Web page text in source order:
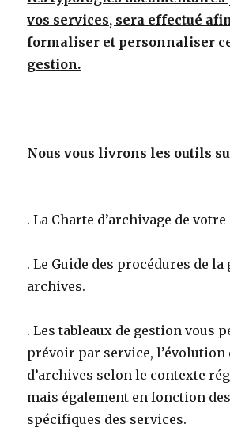
vos services, sera effectué
formaliser et personnaliser
gestion.
Nous vous livrons les outils
. La Charte d’archivage de
. Le Guide des procédures de la
archives.
. Les tableaux de gestion vous
prévoir par service, l’évolution
d’archives selon le contexte
mais également en fonction
spécifiques des services.